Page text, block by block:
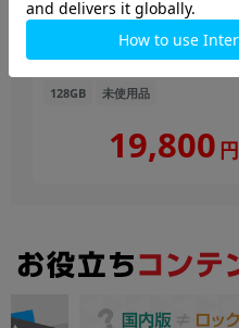
XT2535-6 タペストリーブル
ー 【RAM4GB/ROM128GB/
国内版 SIMフリー】
128GB 未使用品
19,800 円